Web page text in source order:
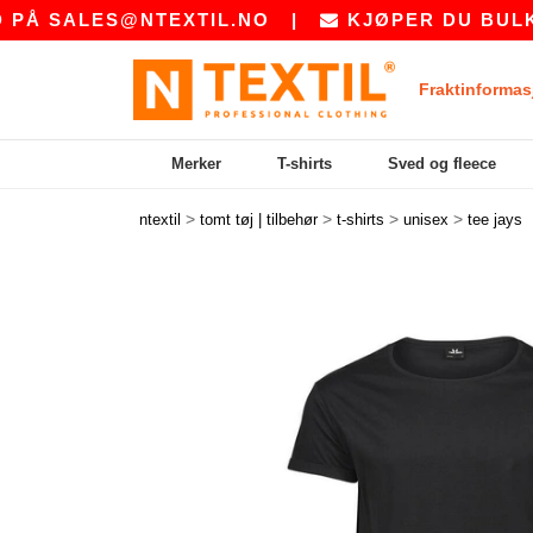
| KJØPER DU BULK? BE
Merker T-shirts Sved og fleece
ntextil > tomt tøj | tilbehør > t-shirts > unisex > tee jays